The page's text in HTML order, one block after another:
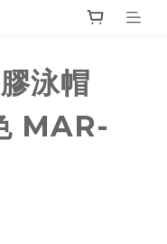
泳帽
MAR-